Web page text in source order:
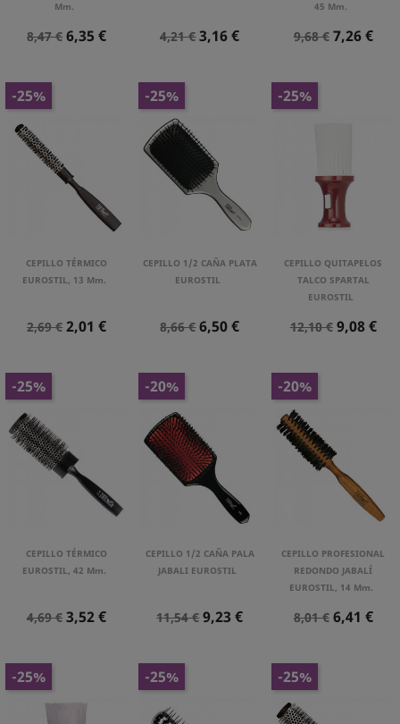
Mm.
Precio
8,47 € Precio
6,35 €
Precio
4,21 €Precio
3,16 €
45 Mm.
Precio
9,68 € Precio
7,26 €
CEPILLO TÉRMICO
EUROSTIL, 13 Mm.
Precio
2,69 € Precio
2,01 €
-25%
CEPILLO 1/2 CAÑA PLATA
EUROSTIL
Precio
8,66 €Precio
6,50 €
-25%
CEPILLO QUITAPELOS
TALCO SPARTAL
EUROSTIL
Precio
12,10 € Precio
9,08 €
-25%
CEPILLO TÉRMICO
EUROSTIL, 42 Mm.
Precio
4,69 € Precio
3,52 €
-25%
CEPILLO 1/2 CAÑA PALA
JABALI EUROSTIL
Precio
11,54 €Precio
9,23 €
-20%
CEPILLO PROFESIONAL
REDONDO JABALÍ
EUROSTIL, 14 Mm.
Precio
8,01 € Precio
6,41 €
-20%
-25% -25% -25%